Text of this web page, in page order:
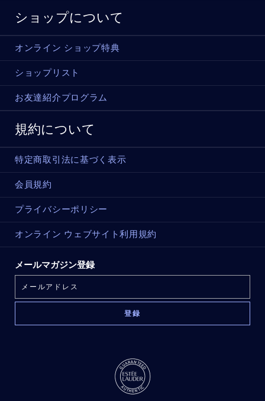
ショップについて
オンライン ショップ特典
ショップリスト
お友達紹介プログラム
規約について
特定商取引法に基づく表示
会員規約
プライバシーポリシー
オンライン ウェブサイト利用規約
メールマガジン登録